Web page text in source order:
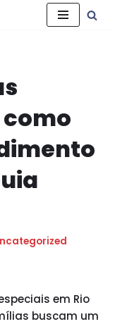
em Rio
buscam um